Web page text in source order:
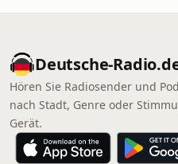
Deutsche-
Hören Sie Radiosender und
nach Stadt, Genre oder
Gerät.